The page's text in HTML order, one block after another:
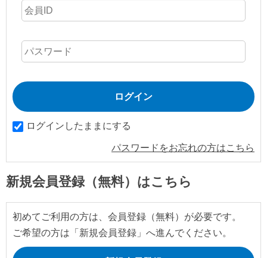
ログインしたままにする
パスワードをお忘れの方はこちら
新規会員登録（無料）はこちら
初めてご利用の方は、会員登録（無料）が必要です。
ご希望の方は「新規会員登録」へ進んでください。